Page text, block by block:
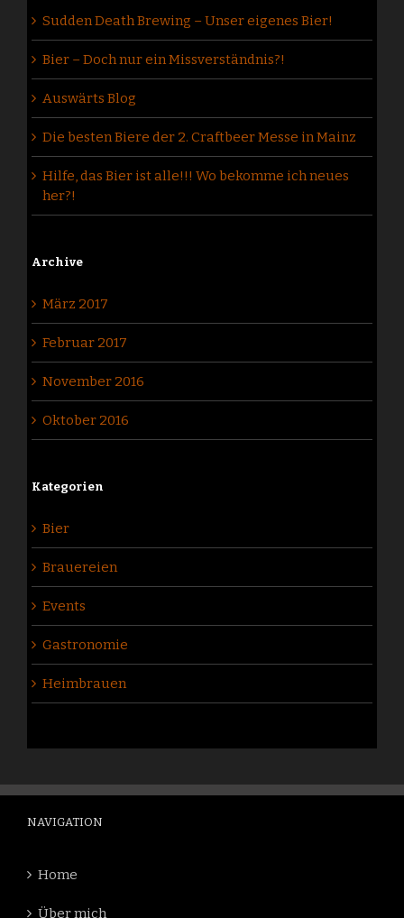
Sudden Death Brewing – Unser eigenes Bier!
Bier – Doch nur ein Missverständnis?!
Auswärts Blog
Die besten Biere der 2. Craftbeer Messe in Mainz
Hilfe, das Bier ist alle!!! Wo bekomme ich neues
her?!
Archive
März 2017
Februar 2017
November 2016
Oktober 2016
Kategorien
Bier
Brauereien
Events
Gastronomie
Heimbrauen
NAVIGATION
Home
Über mich